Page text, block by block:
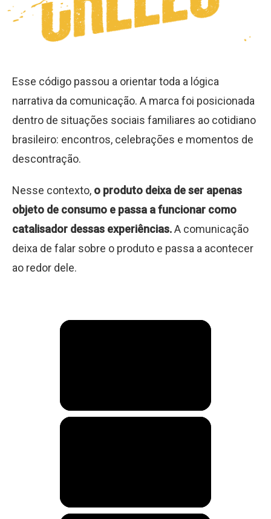
Esse código passou a orientar toda a lógica
narrativa da comunicação. A marca foi posicionada
dentro de situações sociais familiares ao cotidiano
brasileiro: encontros, celebrações e momentos de
descontração.
Nesse contexto, o produto deixa de ser apenas
objeto de consumo e passa a funcionar como
catalisador dessas experiências.A comunicação
deixa de falar sobre o produto e passa a acontecer
ao redor dele.